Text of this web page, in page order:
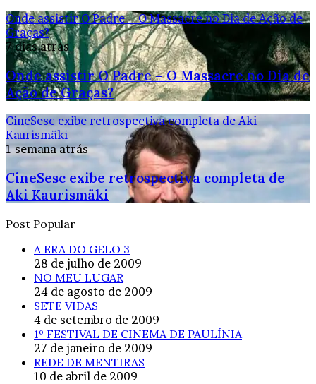
Onde assistir O Padre – O Massacre no Dia de Ação de
Graças?
7 dias atrás
Onde assistir O Padre – O Massacre no Dia de
Ação de Graças?
CineSesc exibe retrospectiva completa de Aki
Kaurismäki
1 semana atrás
CineSesc exibe retrospectiva completa de
Aki Kaurismäki
Post Popular
A ERA DO GELO 3
28 de julho de 2009
NO MEU LUGAR
24 de agosto de 2009
SETE VIDAS
4 de setembro de 2009
1º FESTIVAL DE CINEMA DE PAULÍNIA
27 de janeiro de 2009
REDE DE MENTIRAS
10 de abril de 2009